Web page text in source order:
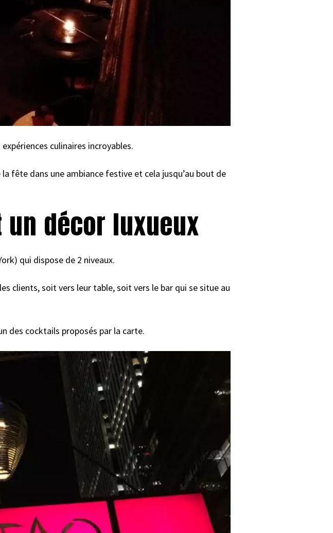
culinaires incroyables.
fête dans une ambiance festive et cela jusqu’au bout de
un décor luxueux
qui dispose de 2 niveaux.
clients, soit vers leur table, soit vers le bar qui se situe au
des cocktails proposés par la carte.